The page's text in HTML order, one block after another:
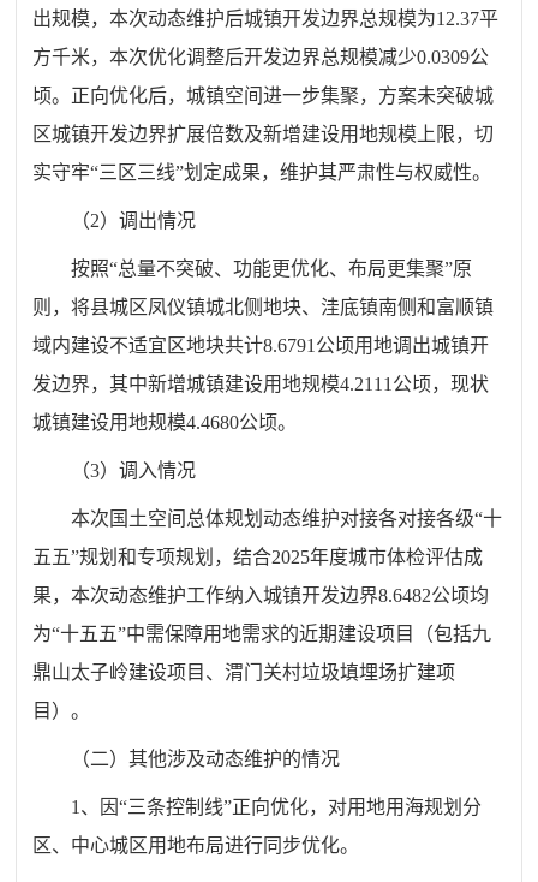
出规模，本次动态维护后城镇开发边界总规模为12.37平
方千米，本次优化调整后开发边界总规模减少0.0309公
顷。正向优化后，城镇空间进一步集聚，方案未突破城
区城镇开发边界扩展倍数及新增建设用地规模上限，切
实守牢“三区三线”划定成果，维护其严肃性与权威性。
（2）调出情况
按照“总量不突破、功能更优化、布局更集聚”原
则，将县城区凤仪镇城北侧地块、洼底镇南侧和富顺镇
域内建设不适宜区地块共计8.6791公顷用地调出城镇开
发边界，其中新增城镇建设用地规模4.2111公顷，现状
城镇建设用地规模4.4680公顷。
（3）调入情况
本次国土空间总体规划动态维护对接各对接各级“十
五五”规划和专项规划，结合2025年度城市体检评估成
果，本次动态维护工作纳入城镇开发边界8.6482公顷均
为“十五五”中需保障用地需求的近期建设项目（包括九
鼎山太子岭建设项目、渭门关村垃圾填埋场扩建项
目）。
（二）其他涉及动态维护的情况
1、因“三条控制线”正向优化，对用地用海规划分
区、中心城区用地布局进行同步优化。